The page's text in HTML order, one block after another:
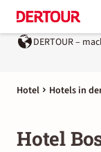
DERTOUR –
Hotel Hotels in
Hotel